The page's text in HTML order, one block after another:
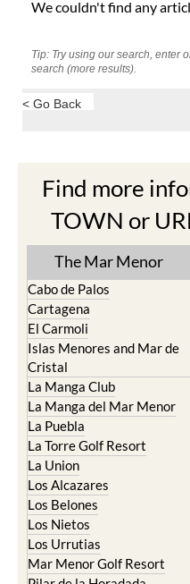
We couldn't find any
Tip: Try using our search, enter
search (more results).
< Go Back
Find more
TOWN or
The Mar Menor
Cabo de Palos
Cartagena
El Carmoli
Islas Menores and Mar de
Cristal
La Manga Club
La Manga del Mar Menor
La Puebla
La Torre Golf Resort
La Union
Los Alcazares
Los Belones
Los Nietos
Los Urrutias
Mar Menor Golf Resort